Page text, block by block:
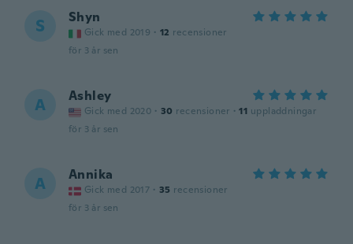
S Shyn
Gick med 2019 · 12 recensioner
för 3 år sen
A Ashley
Gick med 2020 · 30 recensioner · 11 uppladdningar
för 3 år sen
A Annika
Gick med 2017 · 35 recensioner
för 3 år sen